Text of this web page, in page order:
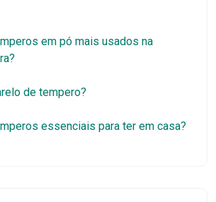
em pó mais usados na
de tempero?
essenciais para ter em casa?